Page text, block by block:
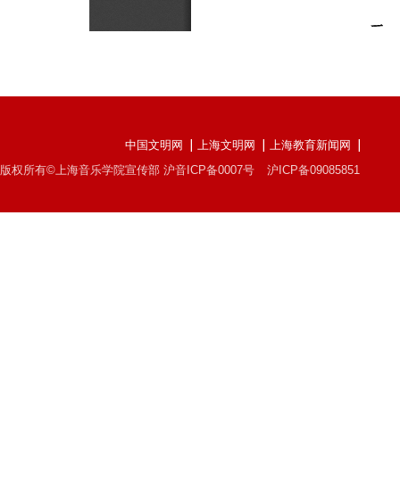
中国文明网 上海文明网
上海教育新闻网
版权所有©上海音乐学院宣传部 沪音ICP备0007号
沪ICP备09085851